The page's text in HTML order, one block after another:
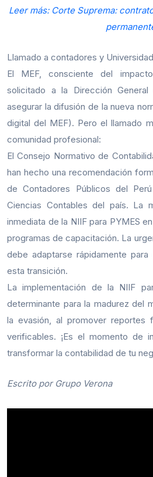
Leer más: Corte Suprema:
Llamado a contadores y
El MEF, consciente del
solicitado a la Dirección General
asegurar la difusión de la nueva
digital del MEF). Pero el llamado
comunidad profesional:
El Consejo Normativo de
han hecho una recomendación
de Contadores Públicos del
Ciencias Contables del país. La
inmediata de la NIIF para PYMES
programas de capacitación. La
debe adaptarse rápidamente
esta transición.
La implementación de la NIIF
determinante para la madurez del
la evasión, al promover reportes
verificables. ¡Es el momento de
transformar la contabilidad de tu
Escrito por Grupo Verona